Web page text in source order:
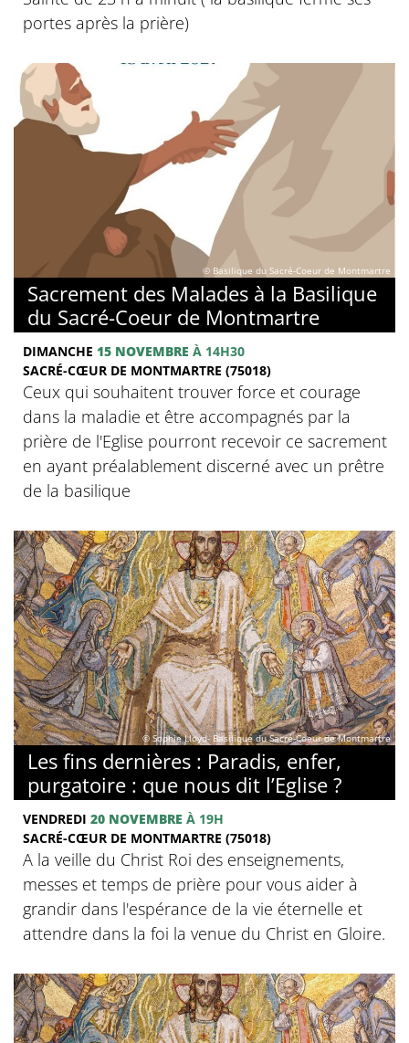
portes après la prière)
© Basilique du Sacré-Coeur de Montmartre
Sacrement des Malades à la Basilique
du Sacré-Coeur de Montmartre
DIMANCHE 15 NOVEMBRE À 14H30
SACRÉ-CŒUR DE MONTMARTRE (75018)
Ceux qui souhaitent trouver force et courage
dans la maladie et être accompagnés par la
prière de l'Eglise pourront recevoir ce sacrement
en ayant préalablement discerné avec un prêtre
de la basilique
© Sophie Lloyd- Basilique du Sacré-Coeur de Montmartre
Les fins dernières : Paradis, enfer,
purgatoire : que nous dit l’Eglise ?
VENDREDI 20 NOVEMBRE À 19H
SACRÉ-CŒUR DE MONTMARTRE (75018)
A la veille du Christ Roi des enseignements,
messes et temps de prière pour vous aider à
grandir dans l'espérance de la vie éternelle et
attendre dans la foi la venue du Christ en Gloire.